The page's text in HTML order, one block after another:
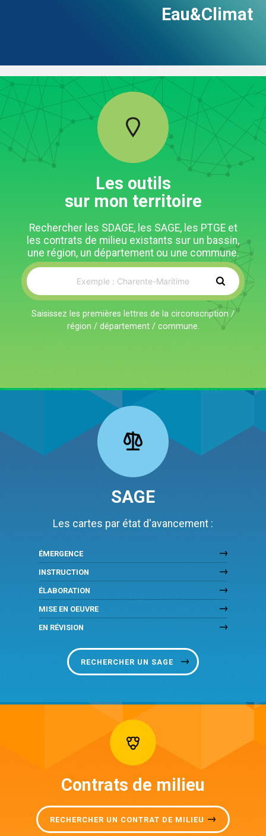
Eau&Climat
Les outils
sur mon territoire
Rechercher les SDAGE, les SAGE, les PTGE et
les contrats de milieu existants sur un bassin,
une région, un département ou une commune.
Saisissez les premières lettres de la circonscription /
région / département / commune.
SAGE
Les cartes par état d'avancement :
ÉMERGENCE
INSTRUCTION
ÉLABORATION
MISE EN OEUVRE
EN RÉVISION
RECHERCHER UN SAGE
Contrats de milieu
RECHERCHER UN CONTRAT DE MILIEU